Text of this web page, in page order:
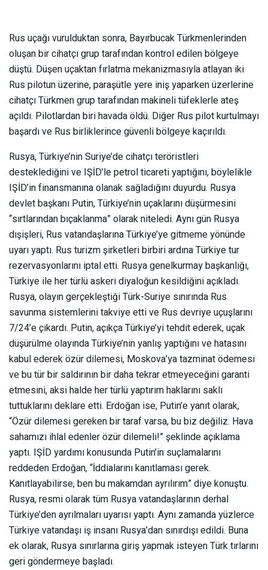
Rus uçağı vurulduktan sonra, Bayırbucak Türkmenlerinden
oluşan bir cihatçı grup tarafından kontrol edilen bölgeye
düştü. Düşen uçaktan fırlatma mekanizmasıyla atlayan iki
Rus pilotun üzerine, paraşütle yere iniş yaparken üzerlerine
cihatçı Türkmen grup tarafından makineli tüfeklerle ateş
açıldı. Pilotlardan biri havada öldü. Diğer Rus pilot kurtulmayı
başardı ve Rus birliklerince güvenli bölgeye kaçırıldı.
Rusya, Türkiye’nin Suriye’de cihatçı teröristleri
desteklediğini ve IŞİD’le petrol ticareti yaptığını, böylelikle
IŞİD’in finansmanına olanak sağladığını duyurdu. Rusya
devlet başkanı Putin, Türkiye’nin uçaklarını düşürmesini
“sırtlarından bıçaklanma” olarak niteledi. Aynı gün Rusya
dışişleri, Rus vatandaşlarına Türkiye’ye gitmeme yönünde
uyarı yaptı. Rus turizm şirketleri birbiri ardına Türkiye tur
rezervasyonlarını iptal etti. Rusya genelkurmay başkanlığı,
Türkiye ile her türlü askeri diyaloğun kesildiğini açıkladı.
Rusya, olayın gerçekleştiği Türk-Suriye sınırında Rus
savunma sistemlerini takviye etti ve Rus devriye uçuşlarını
7/24’e çıkardı. Putin, açıkça Türkiye’yi tehdit ederek, uçak
düşürülme olayında Türkiye’nin yanlış yaptığını ve hatasını
kabul ederek özür dilemesi, Moskova’ya tazminat ödemesi
ve bu tür bir saldırının bir daha tekrar etmeyeceğini garanti
etmesini, aksi halde her türlü yaptırım haklarını saklı
tuttuklarını deklare etti. Erdoğan ise, Putin’e yanıt olarak,
“Özür dilemesi gereken bir taraf varsa, bu biz değiliz. Hava
sahamızı ihlal edenler özür dilemeli!” şeklinde açıklama
yaptı. IŞİD yardımı konusunda Putin’in suçlamalarını
reddeden Erdoğan, “İddialarını kanıtlaması gerek.
Kanıtlayabilirse, ben bu makamdan ayrılırım” diye konuştu.
Rusya, resmi olarak tüm Rusya vatandaşlarının derhal
Türkiye’den ayrılmaları uyarısı yaptı. Aynı zamanda yüzlerce
Türkiye vatandaşı iş insanı Rusya’dan sınırdışı edildi. Buna
ek olarak, Rusya sınırlarına giriş yapmak isteyen Türk tırlarını
geri göndermeye başladı.